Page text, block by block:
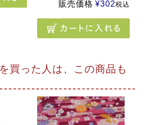
販売価格 ¥302税込
買った人は、この商品も